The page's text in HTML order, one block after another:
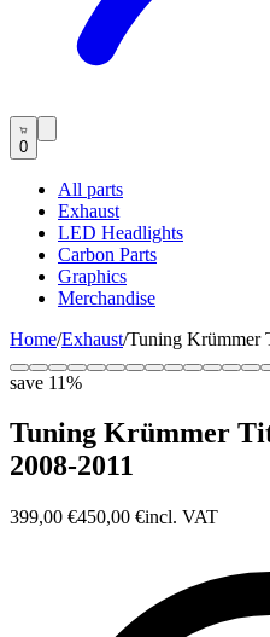
0
All parts
Exhaust
LED Headlights
Carbon Parts
Graphics
Merchandise
Home/Exhaust/Tuning Krümmer
save 11%
Tuning Krümmer
2008-2011
399,00 €450,00 €incl. VAT